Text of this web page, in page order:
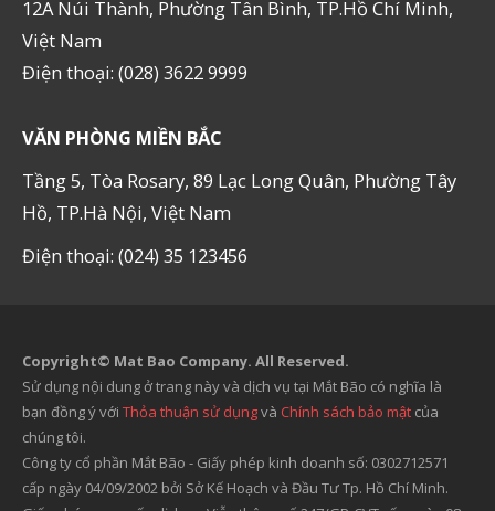
12A Núi Thành, Phường Tân Bình, TP.Hồ Chí Minh,
Việt Nam
Điện thoại: (028) 3622 9999
VĂN PHÒNG MIỀN BẮC
Tầng 5, Tòa Rosary, 89 Lạc Long Quân, Phường Tây
Hồ, TP.Hà Nội, Việt Nam
Điện thoại: (024) 35 123456
Copyright© Mat Bao Company. All Reserved.
Sử dụng nội dung ở trang này và dịch vụ tại Mắt Bão có nghĩa là
bạn đồng ý với Thỏa thuận sử dụngvà Chính sách bảo mật của
chúng tôi.
Công ty cổ phần Mắt Bão - Giấy phép kinh doanh số: 0302712571
cấp ngày 04/09/2002 bởi Sở Kế Hoạch và Đầu Tư Tp. Hồ Chí Minh.